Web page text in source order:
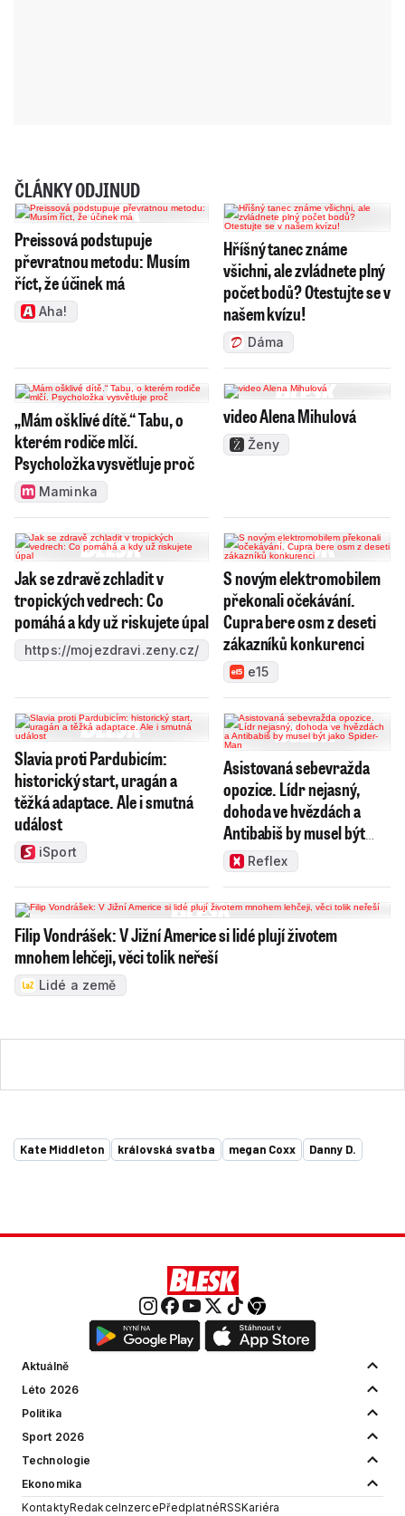
ČLÁNKY ODJINUD
Preissová podstupuje
převratnou metodu: Musím
říct, že účinek má
Aha!
Hříšný tanec známe
všichni, ale zvládnete plný
počet bodů? Otestujte se v
našem kvízu!
Dáma
„Mám ošklivé dítě.“ Tabu, o
kterém rodiče mlčí.
Psycholožka vysvětluje proč
Maminka
video Alena Mihulová
Ženy
Jak se zdravě zchladit v
tropických vedrech: Co
pomáhá a kdy už riskujete úpal
https://mojezdravi.zeny.cz/
S novým elektromobilem
překonali očekávání.
Cupra bere osm z deseti
zákazníků konkurenci
e15
Slavia proti Pardubicím:
historický start, uragán a
těžká adaptace. Ale i smutná
událost
iSport
Asistovaná sebevražda
opozice. Lídr nejasný,
dohoda ve hvězdách a
Antibabiš by musel být
jako Spider-Man
Reflex
Filip Vondrášek: V Jižní Americe si lidé plují životem
mnohem lehčeji, věci tolik neřeší
Lidé a země
Kate Middleton královská svatba megan Coxx Danny D.
Aktuálně
Léto 2026
Politika
Sport 2026
Technologie
Ekonomika
KontaktyRedakceInzercePředplatnéRSSKariéra